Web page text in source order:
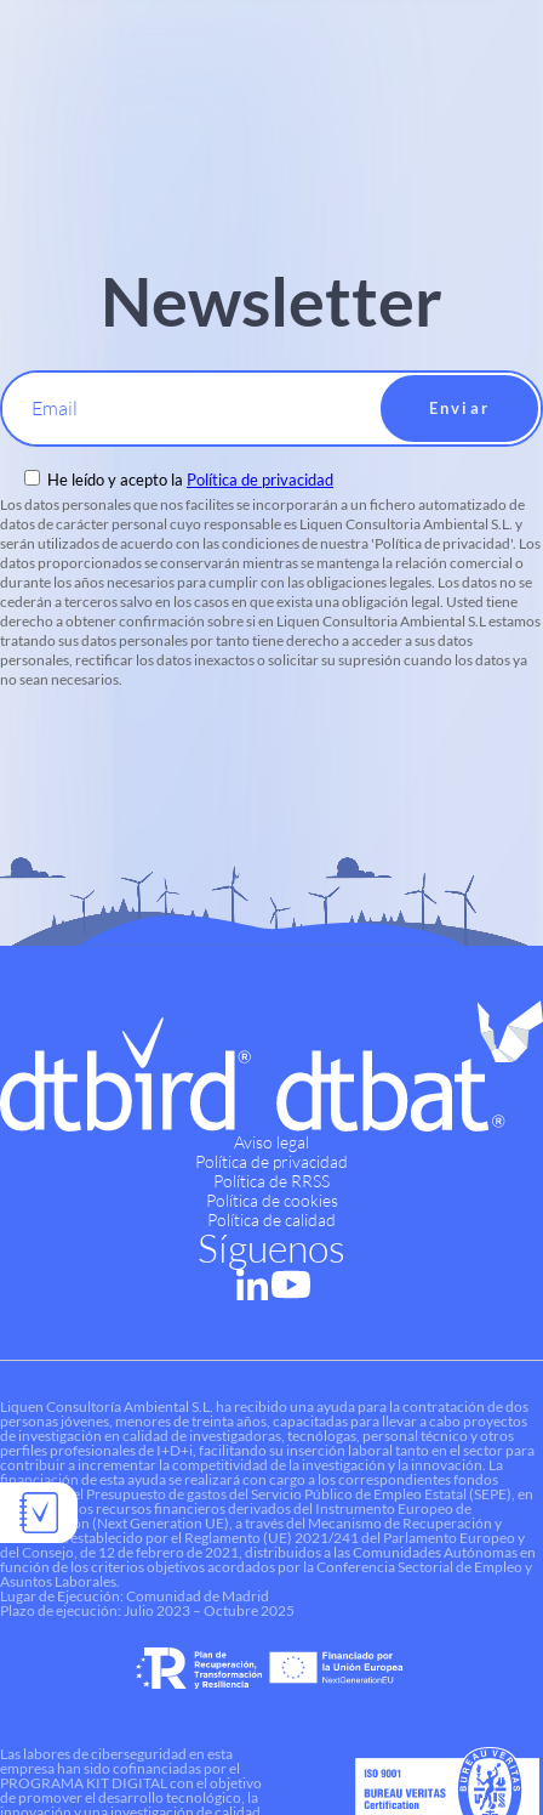
Newsletter
Email
He leído y acepto la Política de privacidad
Los datos personales que nos facilites se incorporarán a un fichero automatizado de
datos de carácter personal cuyo responsable es Liquen Consultoria Ambiental S.L. y
serán utilizados de acuerdo con las condiciones de nuestra 'Política de privacidad'. Los
datos proporcionados se conservarán mientras se mantenga la relación comercial o
durante los años necesarios para cumplir con las obligaciones legales. Los datos no se
cederán a terceros salvo en los casos en que exista una obligación legal. Usted tiene
derecho a obtener confirmación sobre si en Liquen Consultoria Ambiental S.L estamos
tratando sus datos personales por tanto tiene derecho a acceder a sus datos
personales, rectificar los datos inexactos o solicitar su supresión cuando los datos ya
no sean necesarios.
Aviso legal
Política de privacidad
Política de RRSS
Política de cookies
Política de calidad
Síguenos
Liquen Consultoría Ambiental S.L. ha recibido una ayuda para la contratación de dos
personas jóvenes, menores de treinta años, capacitadas para llevar a cabo proyectos
de investigación en calidad de investigadoras, tecnólogas, personal técnico y otros
perfiles profesionales de I+D+i, facilitando su inserción laboral tanto en el sector para
contribuir a incrementar la competitividad de la investigación y la innovación. La
financiación de esta ayuda se realizará con cargo a los correspondientes fondos
dotados en el Presupuesto de gastos del Servicio Público de Empleo Estatal (SEPE), en
el marco de los recursos financieros derivados del Instrumento Europeo de
Recuperación (Next Generation UE), a través del Mecanismo de Recuperación y
Resiliencia establecido por el Reglamento (UE) 2021/241 del Parlamento Europeo y
del Consejo, de 12 de febrero de 2021, distribuidos a las Comunidades Autónomas en
función de los criterios objetivos acordados por la Conferencia Sectorial de Empleo y
Asuntos Laborales.
Lugar de Ejecución: Comunidad de Madrid
Plazo de ejecución: Julio 2023 – Octubre 2025
Las labores de ciberseguridad en esta
empresa han sido cofinanciadas por el
PROGRAMA KIT DIGITAL con el objetivo
de promover el desarrollo tecnológico, la